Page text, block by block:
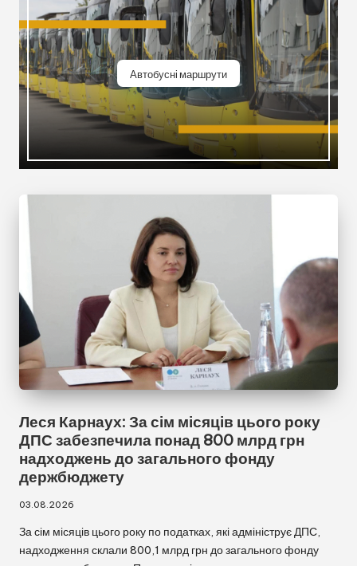
Автобусні маршрути
Леся Карнаух: За сім місяців цього року
ДПС забезпечила понад 800 млрд грн
надходжень до загального фонду
держбюджету
03.08.2026
За сім місяців цього року по податках, які адмініструє ДПС,
надходження склали 800,1 млрд грн до загального фонду